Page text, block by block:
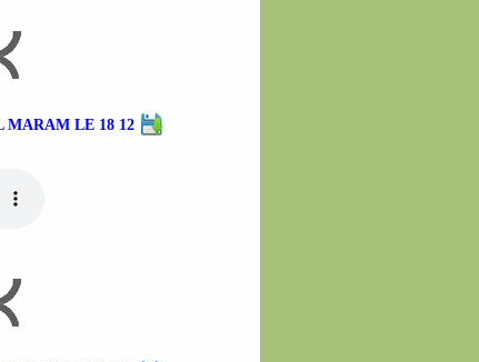
MARAM LE 18 12